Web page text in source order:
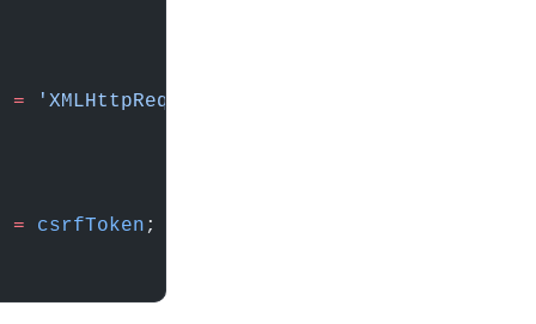
= 'XMLHttpRequest'
= csrfToken ;